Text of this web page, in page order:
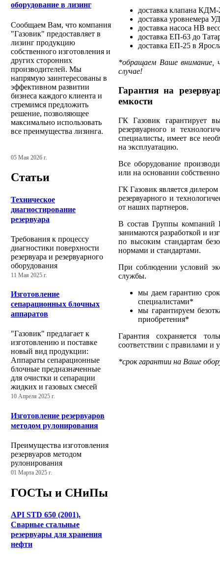
оборудование в лизинг
Сообщаем Вам, что компания
"Газовик" предоставляет в
лизинг продукцию
собственного изготовления и
других сторонних
производителей. Мы
напрямую заинтересованы в
эффективном развитии
бизнеса каждого клиента и
стремимся предложить
решение, позволяющее
максимально использовать
все преимущества лизинга.
05 Мая 2026 г.
Статьи
Техническое
диагностирование
резервуара
Требования к процессу
диагностики поверхности
резервуара и резервуарного
оборудования
11 Мая 2025 г.
Изготовление
сепарационных блочных
аппаратов
"Газовик" предлагает к
изготовлению и поставке
новый вид продукции:
Аппараты сепарационные
блочные предназначенные
для очистки и сепарации
жидких и газовых смесей
10 Апреля 2025 г.
Изготовление резервуаров
методом рулонирования
Преимущества изготовления
резервуаров методом
рулонирования
01 Марта 2025 г.
ГОСТы и СНиПы
API STD 650 (2001).
Сварные стальные
резервуары для хранения
нефти
доставка клапана
доставка уровнемера
доставка насоса НВ
доставка ЕП-63 до
доставка ЕП-25 в
*обращаем Ваше внимание,
случае!
Гарантия на
емкости
ГК Газовик гарантирует
резервуарного и
специалисты, имеет все
на эксплуатацию.
Все оборудование
или на основании
ГК Газовик является
резервуарного и
от наших партнеров.
В состав Группы компаний
занимаются разработкой и
по высоким стандартам
нормами и стандартами.
При соблюдении условий
службы.
мы даем гарантию
специалистами*
мы гарантируем
приобретения*
Гарантия сохраняется
соответствии с правилами и
*срок гарантии на Ваше